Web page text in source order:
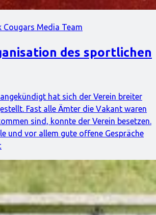
Cougars Media Team
des sportlichen
hat sich der Verein breiter
Fast alle Ämter die Vakant waren
sind, konnte der Verein besetzen.
und vor allem gute offene Gespräche